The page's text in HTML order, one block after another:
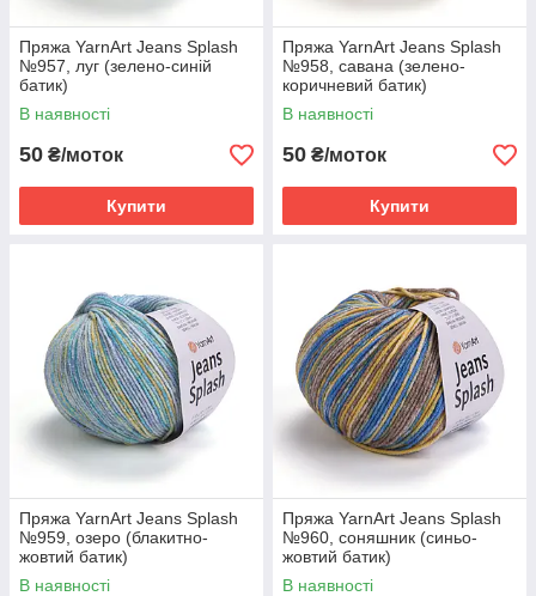
Пряжа YarnArt Jeans Splash
№957, луг (зелено-синій
батик)
В наявності
50 ₴/моток
Купити
Пряжа YarnArt Jeans Splash
№958, савана (зелено-
коричневий батик)
В наявності
50 ₴/моток
Купити
Пряжа YarnArt Jeans Splash
№959, озеро (блакитно-
жовтий батик)
В наявності
Пряжа YarnArt Jeans Splash
№960, соняшник (синьо-
жовтий батик)
В наявності